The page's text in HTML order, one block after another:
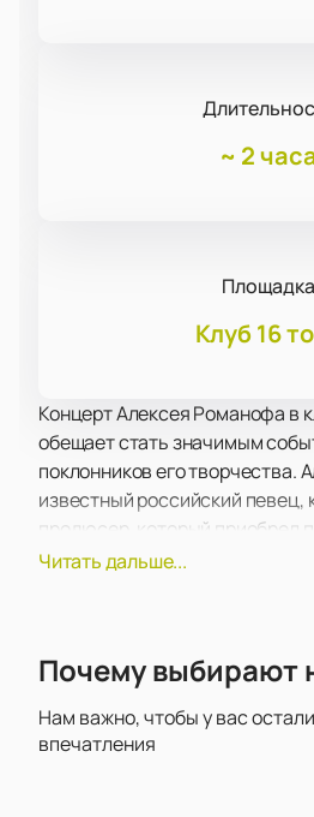
~ 2
Площадка
Клуб 16
Концерт Алексея Романофа в
обещает стать значимым
поклонников его творчества.
известный российский певец,
продюсер, который приобрел
экс-солист группы «Амега» и
Программа концерта включает
Алексей Романоф исполняет
энергией и харизмой. Его
Читать дальше...
Почему выбирают
Нам важно, чтобы у вас
впечатления